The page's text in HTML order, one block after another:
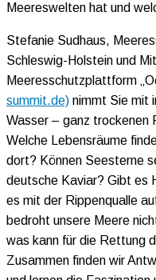
Meereswelten hat und
Stefanie Sudhaus,
Schleswig-Holstein und
Meeresschutzplattform
summit.de) nimmt Sie mit
Wasser – ganz trockenen
Welche Lebensräume
dort? Können Seesterne
deutsche Kaviar? Gibt es
es mit der Rippenqualle
bedroht unsere Meere
was kann für die Rettung
Zusammen finden wir